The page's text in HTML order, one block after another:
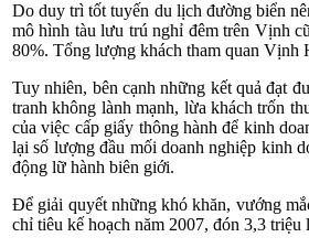
Do duy trì tốt tuyến du lịch đường biển
mô hình tàu lưu trú nghỉ đêm trên Vịnh
80%. Tổng lượng khách tham quan Vịnh
Tuy nhiên, bên cạnh những kết quả đạt
tranh không lành mạnh, lừa khách trốn
của việc cấp giấy thông hành để kinh
lại số lượng đầu mối doanh nghiệp kinh
động lữ hành biên giới.
Để giải quyết những khó khăn, vướng
chỉ tiêu kế hoạch năm 2007, đón 3,3